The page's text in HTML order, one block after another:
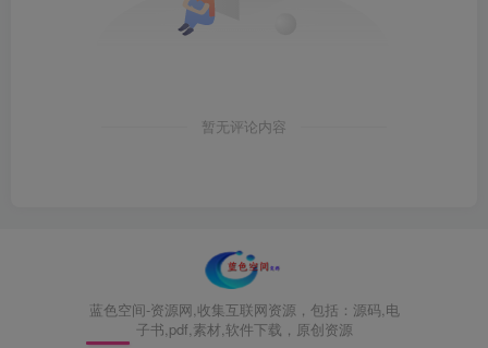
暂无评论内容
蓝色空间-资源网,收集互联网资源，包括：源码,电
子书,pdf,素材,软件下载，原创资源